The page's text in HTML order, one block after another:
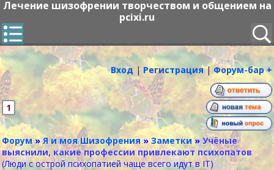
Лечение шизофрении творчеством и общением на
pcixi.ru
Вход | Регистрация|Форум-бар +
1
Форум » Я и моя Шизофрения » Заметки » Учёные
выяснили, какие профессии привлекают психопатов
(Люди с острой психопатией чаще всего идут в IT)